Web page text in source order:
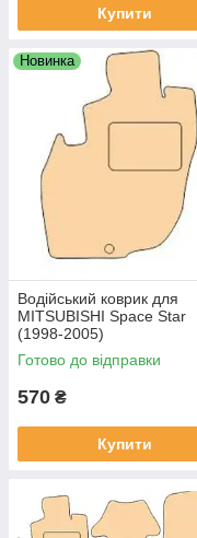
Купити
Новинка
Водійський коврик для
MITSUBISHI Space Star
(1998-2005)
Готово до відправки
570 ₴
Купити